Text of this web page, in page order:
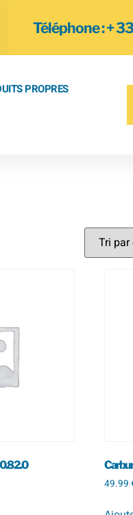
Téléphone : +
PROPRES
2.0
49.99